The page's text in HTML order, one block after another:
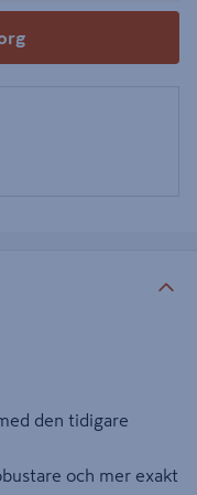
den tidigare
och mer exakt